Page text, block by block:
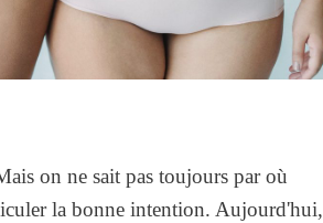
on ne sait pas toujours par où
la bonne intention. Aujourd'hui,